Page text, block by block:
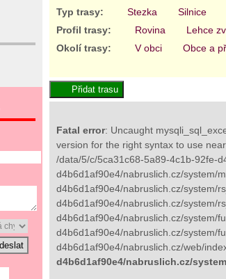
Typ trasy:
Stezka Silnice
Profil trasy:
Rovina Lehce
Okolí trasy:
V obci Obce a
Fatal error: Uncaught
version for the right syntax to use
/data/5/c/5ca31c68-5a89-4c1b-92fe-
d4b6d1af90e4/nabruslich.cz/system/
d4b6d1af90e4/nabruslich.cz/system/
d4b6d1af90e4/nabruslich.cz/system/
d4b6d1af90e4/nabruslich.cz/system/
d4b6d1af90e4/nabruslich.cz/system/
d4b6d1af90e4/nabruslich.cz/web/
d4b6d1af90e4/nabruslich.cz/